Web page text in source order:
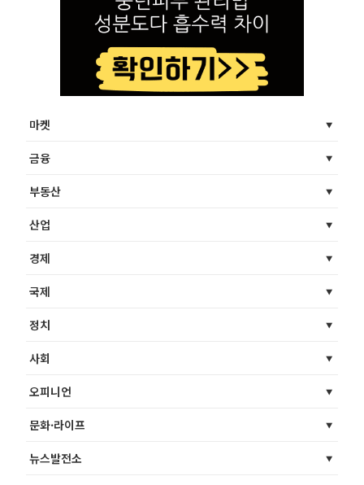
마켓
금융
부동산
산업
경제
국제
정치
사회
오피니언
문화·라이프
뉴스발전소